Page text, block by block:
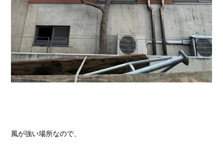
風が強い場所なので、